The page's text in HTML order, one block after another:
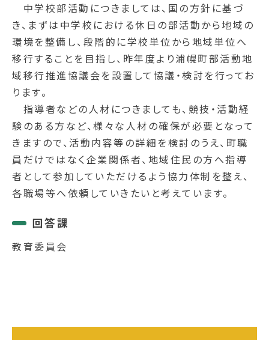
中学校部活動につきましては、国の方針に基づ
き、まずは中学校における休日の部活動から地域の
環境を整備し、段階的に学校単位から地域単位へ
移行することを目指し、昨年度より浦幌町部活動地
域移行推進協議会を設置して協議・検討を行ってお
ります。
指導者などの人材につきましても、競技・活動経
験のある方など、様々な人材の確保が必要となって
きますので、活動内容等の詳細を検討のうえ、町職
員だけではなく企業関係者、地域住民の方へ指導
者として参加していただけるよう協力体制を整え、
各職場等へ依頼していきたいと考えています。
回答課
教育委員会